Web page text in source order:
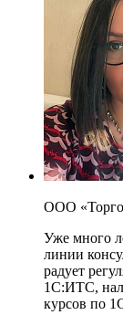
ООО
Уже много
линии
радует
1С:ИТС,
курсов по